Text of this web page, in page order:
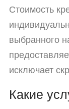
Стоимость
выбранного
исключает
Какие